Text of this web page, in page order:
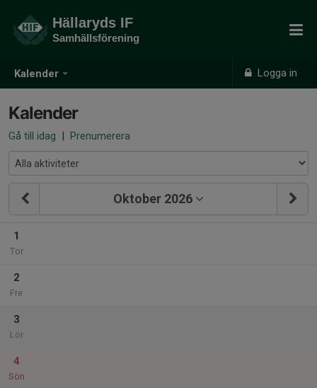
Kalender Logga in
Hällaryds IF
Samhällsförening
Kalender
Gå till idag | Prenumerera
Oktober 2026
1
Tor
2
Fre
3
Lör
4
Sön